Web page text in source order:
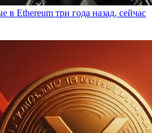
в Ethereum три года назад, сейчас